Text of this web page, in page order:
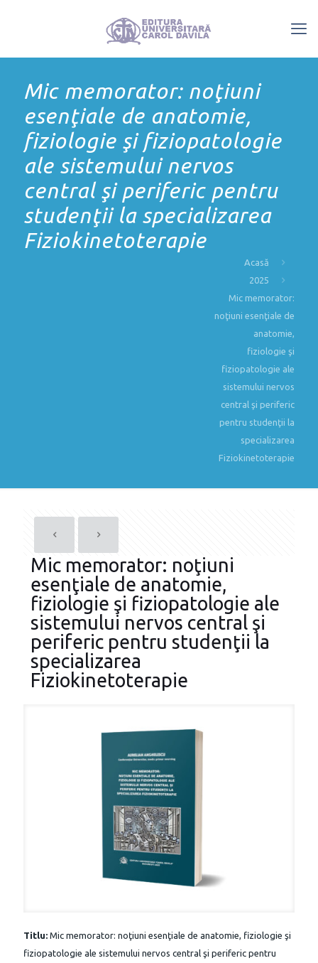
Mic memorator: noţiuni
esenţiale de anatomie,
fiziologie şi fiziopatologie
ale sistemului nervos
central şi periferic pentru
studenţii la specializarea
Fiziokinetoterapie
Acasă
2025
Mic memorator:
noţiuni esenţiale de
anatomie,
fiziologie şi
fiziopatologie ale
sistemului nervos
central şi periferic
pentru studenţii la
specializarea
Fiziokinetoterapie
Mic memorator: noţiuni
esenţiale de anatomie,
fiziologie şi fiziopatologie ale
sistemului nervos central şi
periferic pentru studenţii la
specializarea
Fiziokinetoterapie
Titlu: Mic memorator: noţiuni esenţiale de anatomie, fiziologie şi
fiziopatologie ale sistemului nervos central şi periferic pentru